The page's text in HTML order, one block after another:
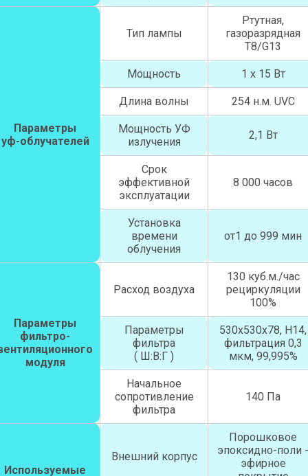
Параметры
уф-облучателей
Тип лампы
Ртутная,
газоразрядная
T8/G13
Мощность 1 х 15 Вт
Длина волны 254 н.м. UVC
Мощность УФ
излучения
2,1 Вт
Срок
эффективной
эксплуатации
8 000 часов
Установка
времени
облучения
от1 до 999 мин
Параметры
фильтро-
модуля
Расход воздуха
130 куб.м./час
рециркуляции
100%
Параметры
фильтра
( Ш:В:Г )
530х530х78, Н14,
фильтрация 0,3
мкм, 99,995%
Начальное
сопротивление
фильтра
140 Па
Используемые
Внешний корпус
Порошковое
эпоксидно-поли -
эфирное